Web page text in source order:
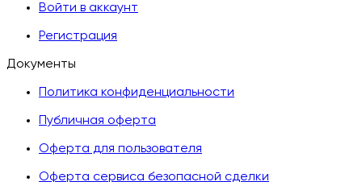
Войти в аккаунт
Регистрация
Документы
Политика конфиденциальности
Публичная оферта
Оферта для пользователя
Оферта сервиса безопасной сделки